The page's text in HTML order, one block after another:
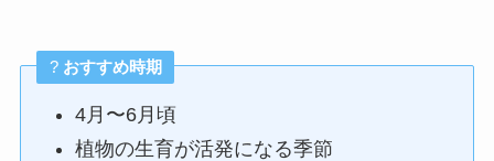
? おすすめ時期
4月〜6月頃
植物の生育が活発になる季節